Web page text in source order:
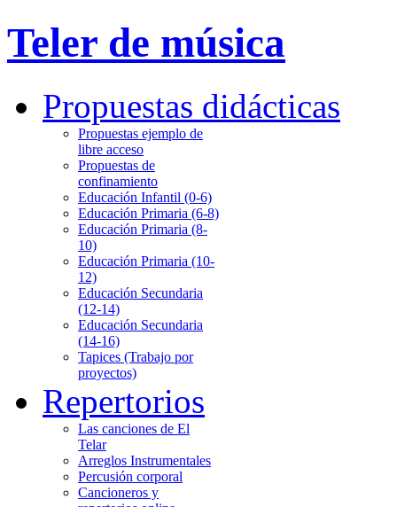
Teler de música
Propuestas didácticas
Propuestas ejemplo de
libre acceso
Propuestas de
confinamiento
Educación Infantil (0-6)
Educación Primaria (6-8)
Educación Primaria (8-
10)
Educación Primaria (10-
12)
Educación Secundaria
(12-14)
Educación Secundaria
(14-16)
Tapices (Trabajo por
proyectos)
Repertorios
Las canciones de El
Telar
Arreglos Instrumentales
Percusión corporal
Cancioneros y